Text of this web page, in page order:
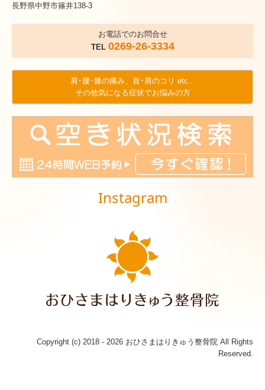
長野県中野市篠井138-3
お電話でのお問合せ
TEL 0269-26-3334
肩･腰･膝の痛み、首･肩のコリ etc...
その他気になる症状でお悩みの方
Instagram
Copyright (c) 2018 - 2026 おひさまはりきゅう整骨院 All Rights
Reserved.